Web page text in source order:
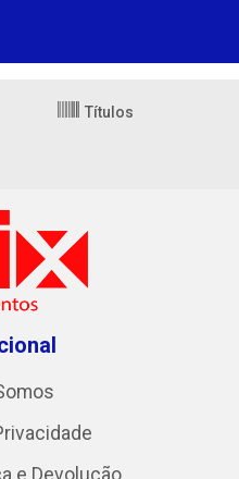
Títulos
e Devolução